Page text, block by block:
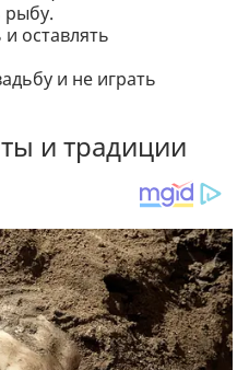
рыбу.
оставлять
и не играть
и традиции